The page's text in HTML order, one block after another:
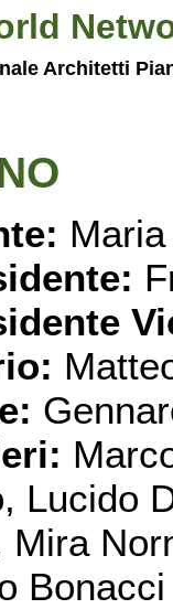
Architetti
Lucido
Mira